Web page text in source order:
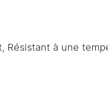
Résistant à une